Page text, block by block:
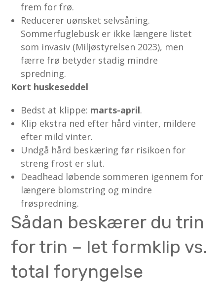
frem for frø.
Reducerer uønsket selvsåning.
Sommerfuglebusk er ikke længere listet
som invasiv (Miljøstyrelsen 2023), men
færre frø betyder stadig mindre
spredning.
Kort huskeseddel
Bedst at klippe: marts-april.
Klip ekstra ned efter hård vinter, mildere
efter mild vinter.
Undgå hård beskæring før risikoen for
streng frost er slut.
Deadhead løbende sommeren igennem for
længere blomstring og mindre
frøspredning.
Sådan beskærer du trin
for trin – let formklip vs.
total foryngelse